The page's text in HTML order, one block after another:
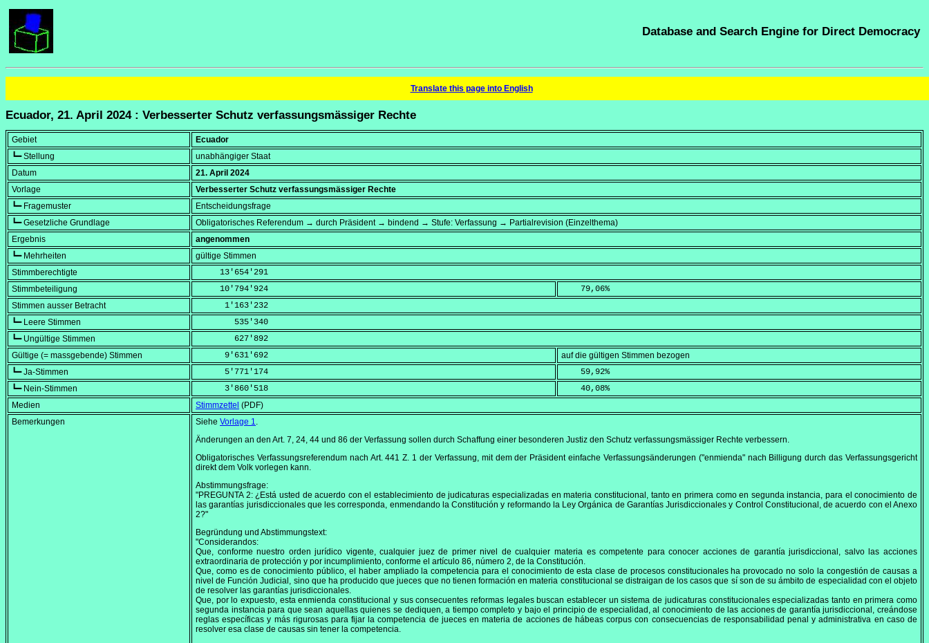
Database and Search Engine for Direct Democracy
Translate this page into English
Ecuador, 21. April 2024 : Verbesserter Schutz verfassungsmässiger Rechte
Gebiet
Ecuador
┗━ Stellung
unabhängiger Staat
Datum
21. April 2024
Vorlage
Verbesserter Schutz verfassungsmässiger Rechte
┗━ Fragemuster
Entscheidungsfrage
┗━ Gesetzliche Grundlage
Obligatorisches Referendum → durch Präsident → bindend → Stufe: Verfassung → Partialrevision (Einzelthema)
Ergebnis
angenommen
┗━ Mehrheiten
gültige Stimmen
Stimmberechtigte
     13'654'291
Stimmbeteiligung
     10'794'924
    79,06
%
Stimmen ausser Betracht
      1'163'232
┗━ Leere Stimmen
        535'340
┗━ Ungültige Stimmen
        627'892
Gültige (= massgebende) Stimmen
      9'631'692
auf die gültigen Stimmen bezogen
┗━ Ja-Stimmen
      5'771'174
    59,92
%
┗━ Nein-Stimmen
      3'860'518
    40,08
%
Medien
Stimmzettel (PDF)
Bemerkungen
Siehe Vorlage 1.
Änderungen an den Art. 7, 24, 44 und 86 der Verfassung sollen durch Schaffung einer besonderen Justiz den Schutz verfassungsmässiger Rechte verbessern.
Obligatorisches Verfassungsreferendum nach Art. 441 Z. 1 der Verfassung, mit dem der Präsident einfache Verfassungsänderungen ("enmienda"nach Billigung durch das Verfassungsgericht
direkt dem Volk vorlegen kann.
Abstimmungsfrage:
"PREGUNTA 2: ¿Está usted de acuerdo con el establecimiento de judicaturas especializadas en materia constitucional, tanto en primera como en segunda instancia, para el conocimiento de
las garantías jurisdiccionales que les corresponda, enmendando la Constitución y reformando la Ley Orgánica de Garantías Jurisdiccionales y Control Constitucional, de acuerdo con el Anexo
2?"
Begründung und Abstimmungstext:
"Considerandos:
Que, conforme nuestro orden jurídico vigente, cualquier juez de primer nivel de cualquier materia es competente para conocer acciones de garantía jurisdiccional, salvo las acciones
extraordinaria de protección y por incumplimiento, conforme el artículo 86, número 2, de la Constitución.
Que, como es de conocimiento público, el haber ampliado la competencia para el conocimiento de esta clase de procesos constitucionales ha provocado no solo la congestión de causas a
nivel de Función Judicial, sino que ha producido que jueces que no tienen formación en materia constitucional se distraigan de los casos que sí son de su ámbito de especialidad con el objeto
de resolver las garantías jurisdiccionales.
Que, por lo expuesto, esta enmienda constitucional y sus consecuentes reformas legales buscan establecer un sistema de judicaturas constitucionales especializadas tanto en primera como
segunda instancia para que sean aquellas quienes se dediquen, a tiempo completo y bajo el principio de especialidad, al conocimiento de las acciones de garantía jurisdiccional, creándose
reglas específicas y más rigurosas para fijar la competencia de jueces en materia de acciones de hábeas corpus con consecuencias de responsabilidad penal y administrativa en caso de
resolver esa clase de causas sin tener la competencia.